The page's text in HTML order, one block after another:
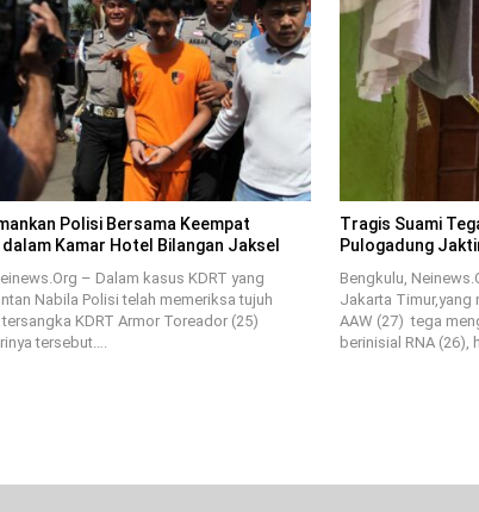
Polisi Bersama Keempat
Kamar Hotel Bilangan Jaksel
– Dalam kasus KDRT yang
Nabila Polisi telah memeriksa tujuh
KDRT Armor Toreador (25)
tersebut….
Tragis Suami
Pulogadung
Bengkulu,
Jakarta Timur,yang
AAW (27) tega
berinisial RNA (26),